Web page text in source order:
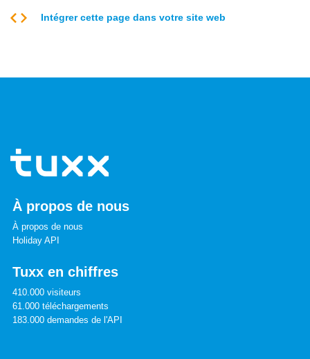
Intégrer cette page dans votre site web
À propos de nous
À propos de nous
Holiday API
Tuxx en chiffres
410.000 visiteurs
61.000 téléchargements
183.000 demandes de l'API